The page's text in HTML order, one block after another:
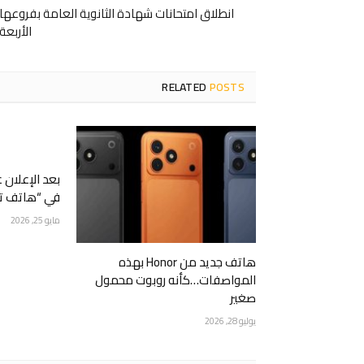
انطلاق امتحانات شهادة الثانوية العامة بفروعها
الأربعة
RELATEDPOSTS
هاتف جديد من Honor بهذه
المواصفات…كأنه روبوت محمول
صغير
يوليو 28, 2026
بعد
في “هاتف
مايو 25, 2026